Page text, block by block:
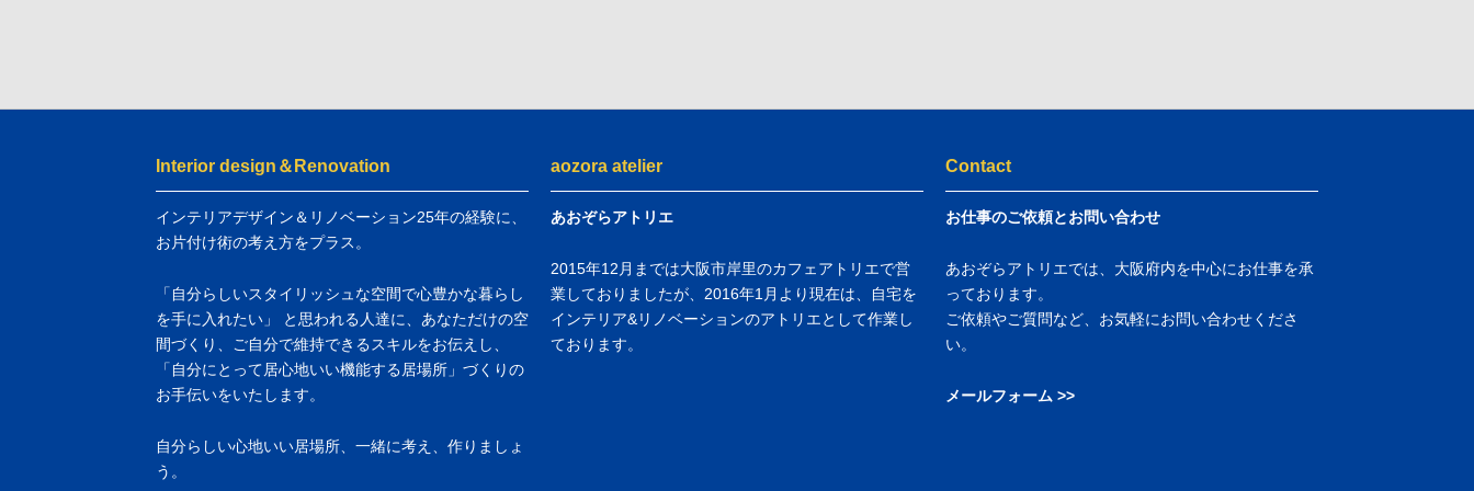
Interior design＆Renovation
インテリアデザイン＆リノベーション25年の経験に、
お片付け術の考え方をプラス。
「自分らしいスタイリッシュな空間で心豊かな暮らし
を手に入れたい」 と思われる人達に、あなただけの空
間づくり、ご自分で維持できるスキルをお伝えし、
「自分にとって居心地いい機能する居場所」づくりの
お手伝いをいたします。
自分らしい心地いい居場所、一緒に考え、作りましょ
う。
aozora atelier
あおぞらアトリエ
2015年12月までは大阪市岸里のカフェアトリエで営
業しておりましたが、2016年1月より現在は、自宅を
インテリア&リノベーションのアトリエとして作業し
ております。
Contact
お仕事のご依頼とお問い合わせ
あおぞらアトリエでは、大阪府内を中心にお仕事を承
っております。
ご依頼やご質問など、お気軽にお問い合わせくださ
い。
メールフォーム >>